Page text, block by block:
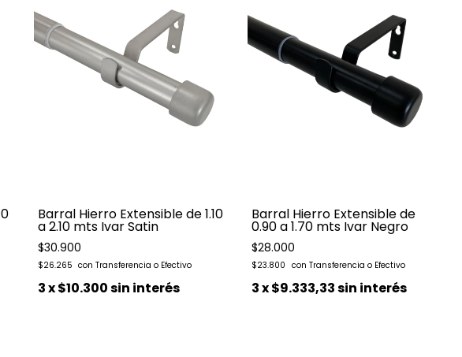
Barral Hierro Extensible de 1.10
a 2.10 mts Ivar Satin
$30.900
$26.265
3x$10.300sin interés
Barral Hierro Extensible de
0.90 a 1.70 mts Ivar Negro
$28.000
$23.800
3x$9.333,33sin interés